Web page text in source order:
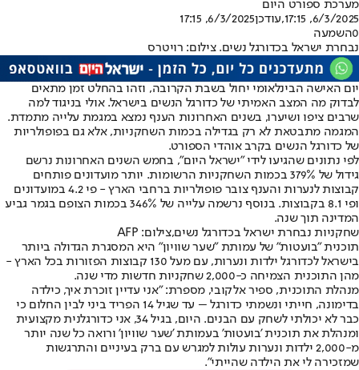
מערכת ספורט היום
6/3/2025, 17:15
,עודכן6/3/2025, 17:15
0השמעה
נבחרת ישראל בכדורגל נשים. צילום: רויטרס
יום האישה הבינלאומי יחול בשבת הקרובה, וזהו בהחלט זמן מתאים
לבדוק מה המצב האמיתי של כדורגל הנשים בישראל. אולי בניגוד למה
שרבים ציפו ושיערו, בשנים האחרונות הענף נמצא במגמת עלייה מתמדת.
המגמה מתבטאת לא רק בגדילה בכמות השחקניות, אלא גם בפופולריות
של כדורגל הנשים בקרב אוהדי הספורט.
לפי נתונים שהגיעו לידי "ישראל היום", בחמש השנים האחרונות נרשם
גידול של 379% בכמות השחקניות הרשומות. יותר מועדונים פותחים
קבוצות לנערות והענף צובר פופולריות ברחבי הארץ - פי 4.2 במועדונים
ופי 8.1 בקבוצות. בנוסף נרשמה עלייה של 346% בכמות הצופם בגמר גביע
המדינה תוך שנה.
שחקניות נבחרת ישראל בכדורגל נשים,צילום: AFP
תוכנית "בועטות" של עמותת "שער שוויון" היא המסגרת הגדולה ביותר
בישראל לכדורגל ילדות ונערות, עם מעל 130 קבוצות הפזורות בכל הארץ -
מהן התוכנית הצמיחה כ-2,000 שחקניות חדשות מדי שנה.
מנהלת התוכנית, ספיר אלקובי, מספרת: "אני עדיין זוכרת איך, כילדה
בדימונה, חייתי ונשמתי כדורגל – עד שגיל 14 הפריד ביני לבין החלום כי
כבר לא יכולתי לשחק עם הבנים. היום, בגיל 34, אני כדורגלנית מקצועית
ומנהלת את תוכנית 'בועטות' בעמותת 'שער שוויון' ורואה כל שנה יותר
מ-2,000 ילדות ונערות עולות למגרש עם ברק בעיניים והתרגשות
שמזכירה לי את הילדה שהייתי".